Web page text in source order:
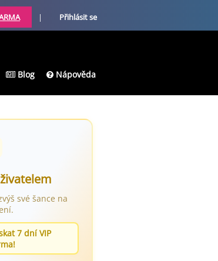
| Přihlásit se
Blog Nápověda
své šance na
7 dní VIP